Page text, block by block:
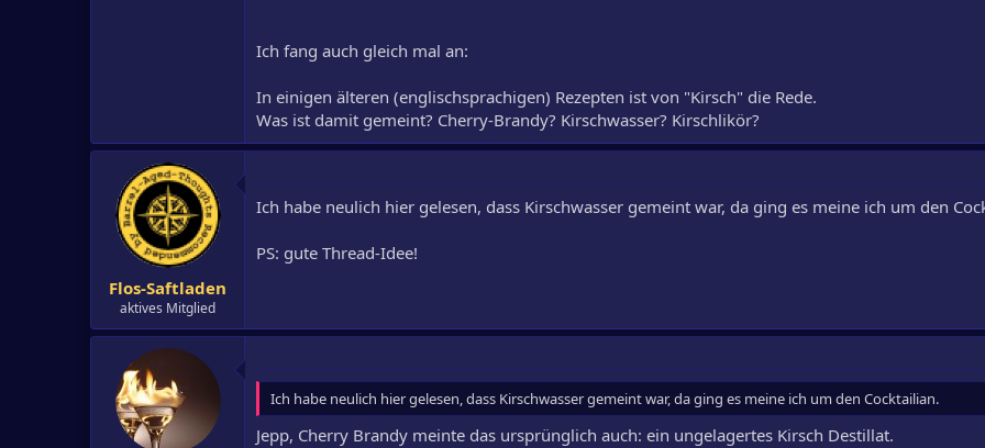
Ich fang auch gleich mal an:
In einigen älteren (englischsprachigen) Rezepten ist von "Kirsch" die Rede.
Was ist damit gemeint? Cherry-Brandy? Kirschwasser? Kirschlikör?
Flos-Saftladen
aktives Mitglied
Ich habe neulich hier gelesen, dass Kirschwasser gemeint war, da ging es meine ich um den
PS: gute Thread-Idee!
Ich habe neulich hier gelesen, dass Kirschwasser gemeint war, da ging es meine ich um den Cocktailian.
Jepp, Cherry Brandy meinte das ursprünglich auch: ein ungelagertes Kirsch Destillat.